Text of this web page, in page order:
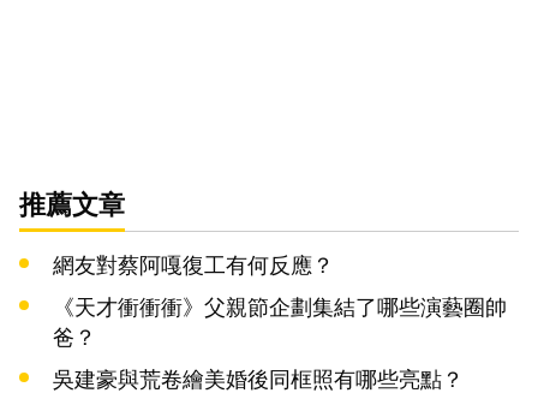
推薦文章
網友對蔡阿嘎復工有何反應？
《天才衝衝衝》父親節企劃集結了哪些演藝圈帥
爸？
吳建豪與荒卷繪美婚後同框照有哪些亮點？